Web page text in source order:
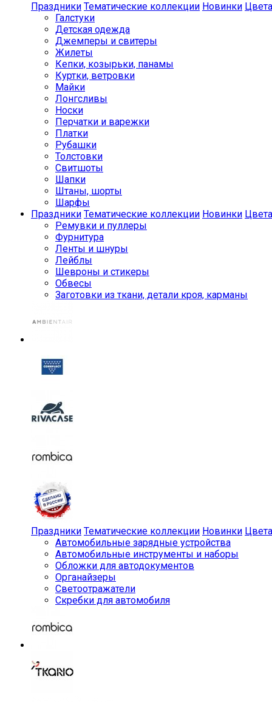
Праздники Тематические коллекции Новинки Цвета
Галстуки
Детская одежда
Джемперы и свитеры
Жилеты
Кепки, козырьки, панамы
Куртки, ветровки
Майки
Лонгсливы
Носки
Перчатки и варежки
Платки
Рубашки
Толстовки
Свитшоты
Шапки
Штаны, шорты
Шарфы
Праздники Тематические коллекции Новинки Цвета
Ремувки и пуллеры
Фурнитура
Ленты и шнуры
Лейблы
Шевроны и стикеры
Обвесы
Заготовки из ткани, детали кроя, карманы
Праздники Тематические коллекции Новинки Цвета
Автомобильные зарядные устройства
Автомобильные инструменты и наборы
Обложки для автодокументов
Органайзеры
Светоотражатели
Скребки для автомобиля